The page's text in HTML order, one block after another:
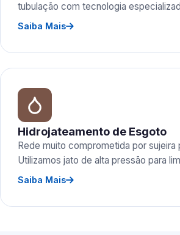
tubulação com tecnologia
Saiba Mais
Hidrojateamento de Esgoto
Rede muito comprometida por sujeira
Utilizamos jato de alta pressão para
Saiba Mais